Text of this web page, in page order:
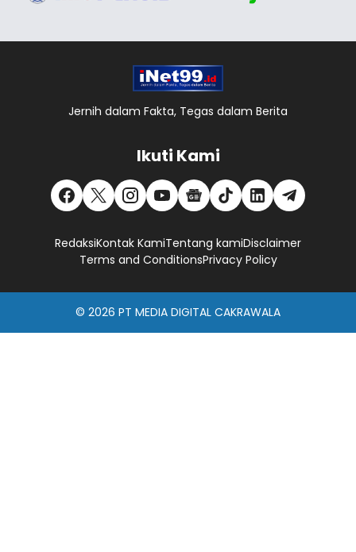
Jernih dalam Fakta, Tegas dalam Berita
Ikuti Kami
RedaksiKontak KamiTentang kamiDisclaimer
Terms and ConditionsPrivacy Policy
© 2026 PT MEDIA DIGITAL CAKRAWALA